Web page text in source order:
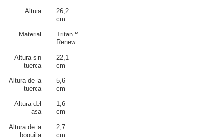
Contigo es consciente del impacto de la actividad humana en nuestro
planeta. Creemos que tenemos la responsabilidad de contribuir a la
posible para las generaciones futuras.
Altura
26,2
cm
Material
Tritan™
Renew
Altura sin
tuerca
22,1
cm
Altura de la
tuerca
5,6
cm
Altura del
asa
1,6
cm
Altura de la
boquilla
2,7
cm